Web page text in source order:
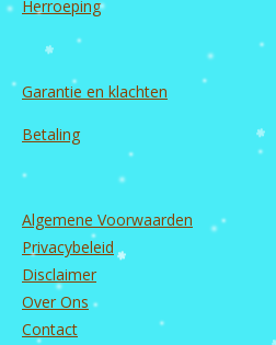
Herroeping
Garantie en klachten
Betaling
Algemene Voorwaarden
Privacybeleid
Disclaimer
Over Ons
Contact